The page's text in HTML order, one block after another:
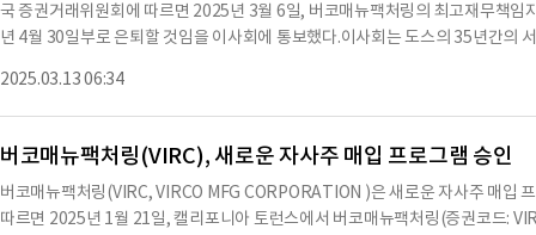
매입, 600만 달러 이상의 새로운 생산 기계 및 장비 구매를 지원하고 있다.연말
했다.경영진은 투자자들로부터 관세 및 글로벌 무역 불확실성이 향후 연도에 미
확장하기에 이상적인
국 증권거래위원회에 따르면 2025년 3월 6일, 버코매뉴팩처링의 최고재무책
년 4월 30일부로 은퇴할 것임을 이사회에 통보했다.이사회는 도스의 35년간의
를 도스의 후임으로 임명했다.야우는 도스의 은퇴와 함께 CFO 및 재무담당 이
함께 회사의 비서로도 임명되었다.야우의 CFO로서의 보상 조건은 아직 결정되
며, 2024년에는 재무부문 수석 부사장으로 임명되기 전 2004년부터 회사의 부
사로 근무했다.야우는 브루클린 대학교에서 회계학 학사 학위를, 페퍼다인 대
의 관계를 통해 임원으로 선출된 것이 아니며, 회사의 이사나 임원과의 가족 관
없다.2025년 3월 6일, 회사의 이사회는 2025 회계연도 4분기 동안 보통주 1주
2025.03.13 06:34
버코매뉴팩처링(VIRC), 새로운 자사주 매입 프로그램 승인
버코매뉴팩처링(VIRC, VIRCO MFG CORPORATION )은 새로운 자사주 매입
따르면 2025년 1월 21일, 캘리포니아 토런스에서 버코매뉴팩처링(증권코드: